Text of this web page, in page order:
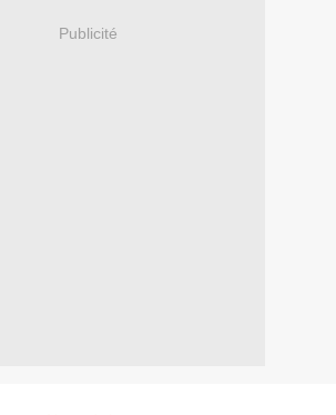
Publicité